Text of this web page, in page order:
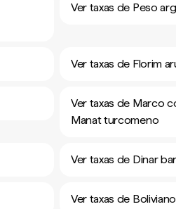
Ver taxas de Peso
Ver taxas de Florim
Ver taxas de Marco
Manat turcomeno
Ver taxas de Dinar
Ver taxas de